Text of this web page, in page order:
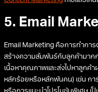
5. Email
Email Marketing คือการทำกา
สร้างความสัมพันธ์กับลูกค้ามาก
เนื้อหาคุณภาพและส่งไปหาลูกค้า
หลักร้อยหรือหลักพันคน) เช่น ก